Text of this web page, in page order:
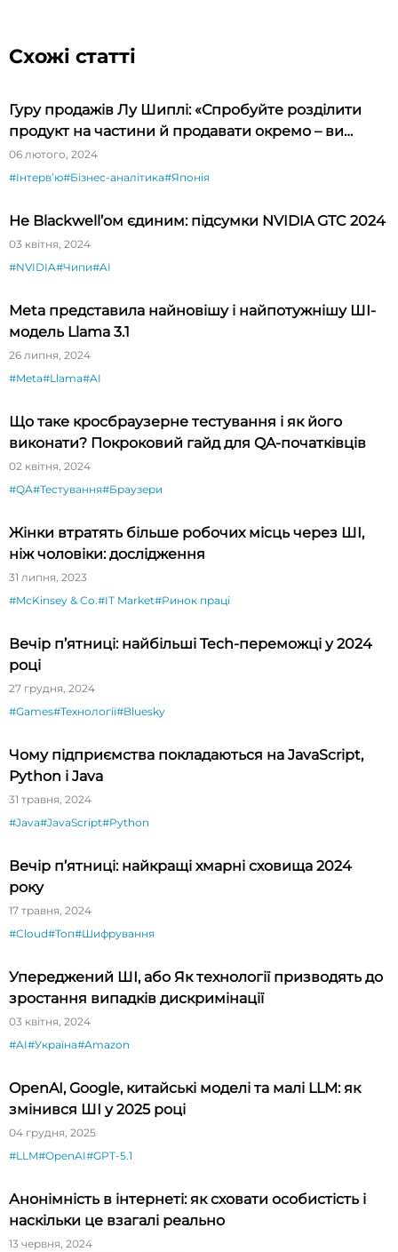
Схожі статті
Гуру продажів Лу Шиплі: «Спробуйте розділити
продукт на частини й продавати окремо – ви
будете вражені»
06 лютого, 2024
#Інтервʼю#Бізнес-аналітика#Японія
Не Blackwell’ом єдиним: підсумки NVIDIA GTC 2024
03 квітня, 2024
#NVIDIA#Чипи#AI
Meta представила найновішу і найпотужнішу ШІ-
модель Llama 3.1
26 липня, 2024
#Meta#Llama#AI
Що таке кросбраузерне тестування і як його
виконати? Покроковий гайд для QA-початківців
02 квітня, 2024
#QA#Тестування#Браузери
Жінки втратять більше робочих місць через ШІ,
ніж чоловіки: дослідження
31 липня, 2023
#McKinsey & Co.#IT Market#Ринок праці
Вечір п’ятниці: найбільші Tech-переможці у 2024
році
27 грудня, 2024
#Games#Технології#Bluesky
Чому підприємства покладаються на JavaScript,
Python і Java
31 травня, 2024
#Java#JavaScript#Python
Вечір п’ятниці: найкращі хмарні сховища 2024
року
17 травня, 2024
#Cloud#Топ#Шифрування
Упереджений ШІ, або Як технології призводять до
зростання випадків дискримінації
03 квітня, 2024
#AI#Україна#Amazon
OpenAI, Google, китайські моделі та малі LLM: як
змінився ШІ у 2025 році
04 грудня, 2025
#LLM#OpenAI#GPT-5.1
Анонімність в інтернеті: як сховати особистість і
наскільки це взагалі реально
13 червня, 2024